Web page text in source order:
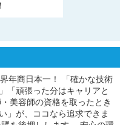
年商日本一！ 「確かな技術
「頑張った分はキャリアと
美容師の資格を取ったとき
」が、ココなら追求できま